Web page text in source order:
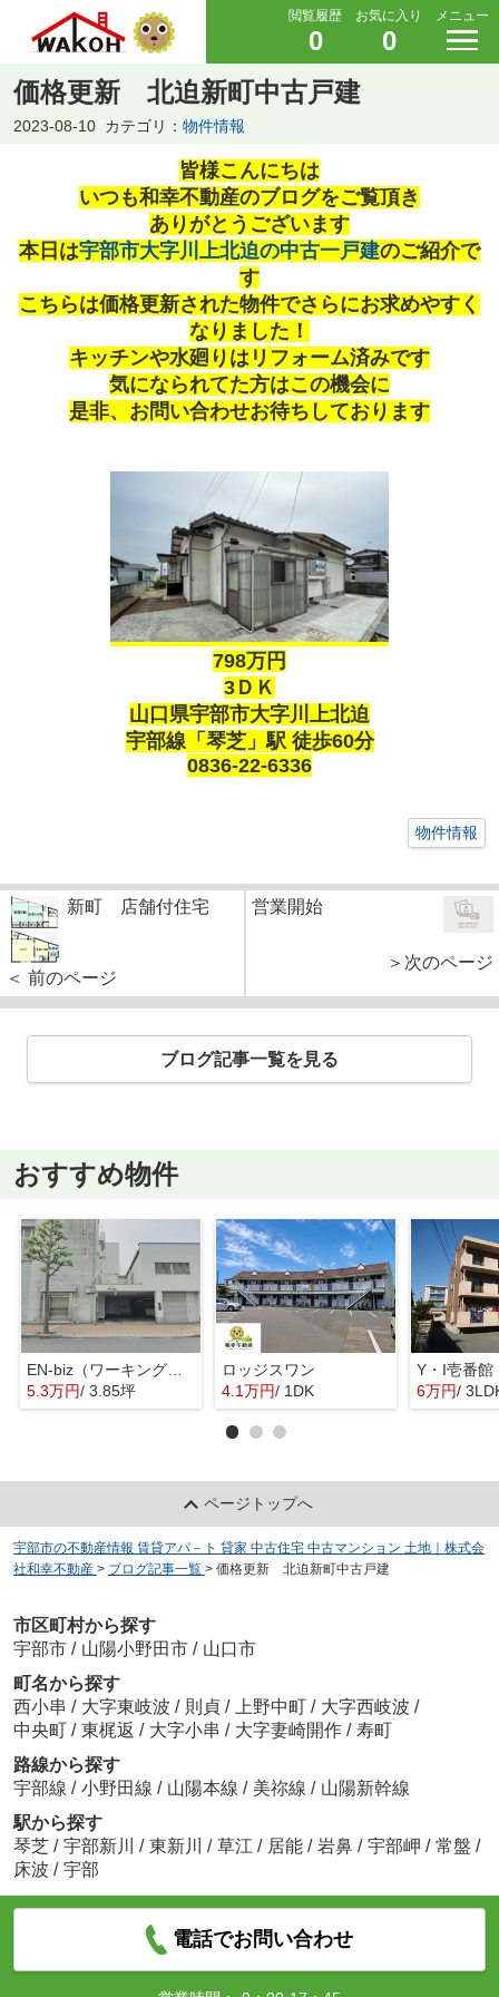
閲覧履歴
0
お気に入り
0
メニュー
価格更新 北迫新町中古戸建
2023-08-10 カテゴリ： 物件情報
皆様こんにちは
いつも和幸不動産のブログをご覧頂き
ありがとうございます
本日は宇部市大字川上北迫の中古一戸建のご紹介で
す
こちらは価格更新された物件でさらにお求めやすく
なりました！
キッチンや水廻りはリフォーム済みです
気になられてた方はこの機会に
是非、お問い合わせお待ちしております
798万円
3ＤＫ
山口県宇部市大字川上北迫
宇部線「琴芝」駅 徒歩60分
0836-22-6336
物件情報
新町 店舗付住宅
＜ 前のページ
営業開始
＞次のページ
ブログ記事一覧を見る
おすすめ物件
EN-biz（ワーキングスペース＆サテライトオフィス）
5.3万円/ 3.85坪
ロッジスワン
4.1万円/ 1DK
Y・I壱番館
6万円/
ページトップへ
宇部市の不動産情報 賃貸アパ－ト 貸家 中古住宅 中古マンション 土地｜株式会
社和幸不動産 > ブログ記事一覧 > 価格更新 北迫新町中古戸建
市区町村から探す
宇部市 / 山陽小野田市 / 山口市
町名から探す
西小串 / 大字東岐波 / 則貞 / 上野中町 / 大字西岐波 /
中央町 / 東梶返 / 大字小串 / 大字妻崎開作 / 寿町
路線から探す
宇部線 / 小野田線 / 山陽本線 / 美祢線 / 山陽新幹線
駅から探す
琴芝 / 宇部新川 / 東新川 / 草江 / 居能 / 岩鼻 / 宇部岬 / 常盤 /
床波 / 宇部
電話でお問い合わせ